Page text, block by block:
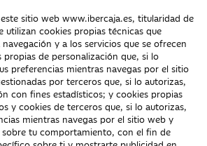
sitio web www.ibercaja.es, titularidad de
utilizan cookies propias técnicas que
y a los servicios que se ofrecen
de personalización que, si lo
preferencias mientras navegas por el sitio
por terceros que, si lo autorizas,
con fines estadísticos; y cookies propias
y cookies de terceros que, si lo autorizas,
mientras navegas por el sitio web y
tu comportamiento, con el fin de
clientes